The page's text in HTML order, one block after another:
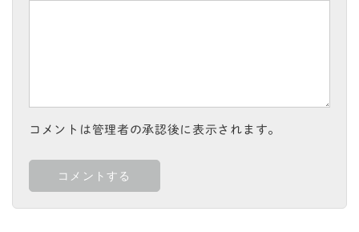
コメントは管理者の承認後に表示されます。